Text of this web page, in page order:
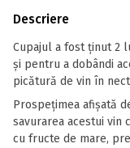
Descriere
Cupajul a fost ţinut 2
şi pentru a dobândi
picătură de vin în
Prospeţimea afişată
savurarea acestui vin
cu fructe de mare,